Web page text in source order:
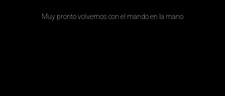
Muy pronto volvemos con el mando en la mano